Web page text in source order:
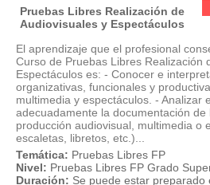
Pruebas Libres Realización de
Audiovisuales y Espectáculos
El aprendizaje que el profesional
Curso de Pruebas Libres Realización
Espectáculos es: - Conocer e
organizativas, funcionales y
multimedia y espectáculos. - Analizar
adecuadamente la documentación de
producción audiovisual, multimedia o
escaletas, libretos, etc.)...
Temática: Pruebas Libres FP
Nivel: Pruebas Libres FP Grado
Duración: Se puede estar preparado